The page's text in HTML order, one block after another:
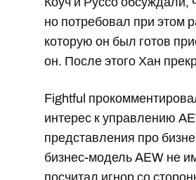
но потребовал при этом
которую он был готов
он. После этого Хан
Fightful
интерес к управлению
представления про
бизнес-модель AEW не
посчитал игнор со